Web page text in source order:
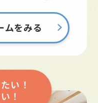
ムをみる
い！
！